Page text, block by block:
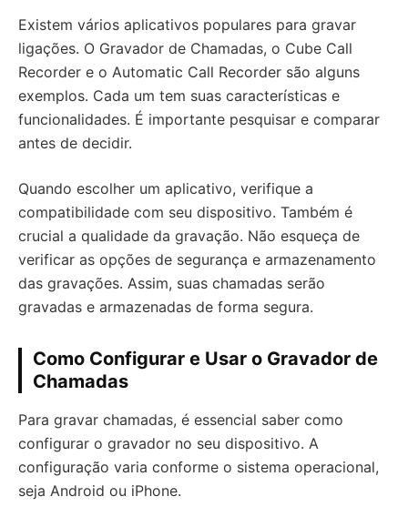
Existem vários aplicativos populares para gravar
ligações. O Gravador de Chamadas, o Cube Call
Recorder e o Automatic Call Recorder são alguns
exemplos. Cada um tem suas características e
funcionalidades. É importante pesquisar e comparar
antes de decidir.
Quando escolher um aplicativo, verifique a
compatibilidade com seu dispositivo. Também é
crucial a qualidade da gravação. Não esqueça de
verificar as opções de segurança e armazenamento
das gravações. Assim, suas chamadas serão
gravadas e armazenadas de forma segura.
Como Configurar e Usar o Gravador de
Chamadas
Para gravar chamadas, é essencial saber como
configurar o gravador no seu dispositivo. A
configuração varia conforme o sistema operacional,
seja Android ou iPhone.